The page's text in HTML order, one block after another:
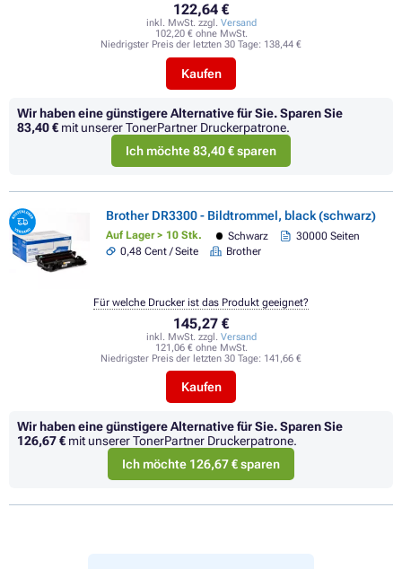
122,64 €
inkl. MwSt. zzgl. Versand
102,20 € ohne MwSt.
Niedrigster Preis der letzten 30 Tage: 138,44 €
Kaufen
Wir haben eine günstigere Alternative für Sie.Sparen Sie
83,40 € mit unserer TonerPartner Druckerpatrone.
Ich möchte 83,40 € sparen
Brother DR3300 - Bildtrommel, black (schwarz)
Auf Lager > 10 Stk. Schwarz
30000 Seiten
0,48 Cent / Seite
Brother
145,27 €
inkl. MwSt. zzgl. Versand
121,06 € ohne MwSt.
Niedrigster Preis der letzten 30 Tage: 141,66 €
Kaufen
Für welche Drucker ist das Produkt geeignet?
Wir haben eine günstigere Alternative für Sie.Sparen Sie
126,67 € mit unserer TonerPartner Druckerpatrone.
Ich möchte 126,67 € sparen